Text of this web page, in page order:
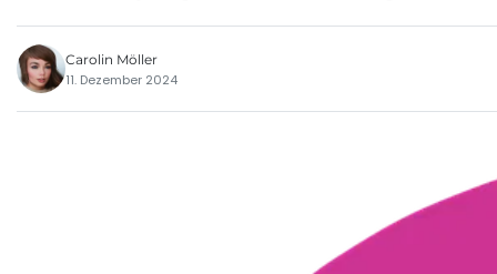
Carolin Möller
11. Dezember 2024